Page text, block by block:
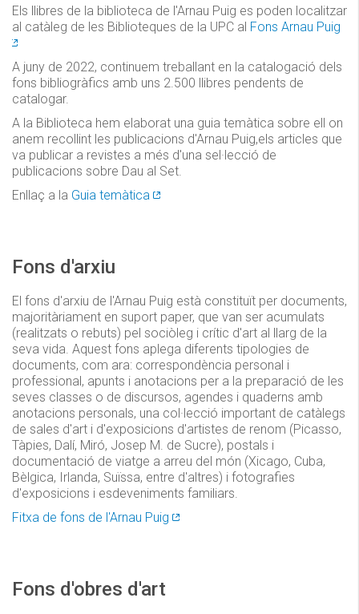
Els llibres de la biblioteca de l'Arnau Puig es poden localitzar
al catàleg de les Biblioteques de la UPC al Fons Arnau Puig
A juny de 2022, continuem treballant en la catalogació dels
fons bibliogràfics amb uns 2.500 llibres pendents de
catalogar.
A la Biblioteca hem elaborat una guia temàtica sobre ell on
anem recollint les publicacions d'Arnau Puig,els articles que
va publicar a revistes a més d'una sel·lecció de
publicacions sobre Dau al Set.
Enllaç a la Guia temàtica
Fons d'arxiu
El fons d'arxiu de l'Arnau Puig està constituït per documents,
majoritàriament en suport paper, que van ser acumulats
(realitzats o rebuts) pel sociòleg i crític d'art al llarg de la
seva vida. Aquest fons aplega diferents tipologies de
documents, com ara: correspondència personal i
professional, apunts i anotacions per a la preparació de les
seves classes o de discursos, agendes i quaderns amb
anotacions personals, una col·lecció important de catàlegs
de sales d'art i d'exposicions d'artistes de renom (Picasso,
Tàpies, Dalí, Miró, Josep M. de Sucre), postals i
documentació de viatge a arreu del món (Xicago, Cuba,
Bèlgica, Irlanda, Suïssa, entre d'altres) i fotografies
d'exposicions i esdeveniments familiars.
Fitxa de fons de l'Arnau Puig
Fons d'obres d'art